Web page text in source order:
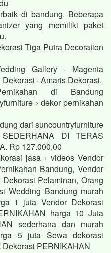
di bandung. Beberapa
yang memiliki paket
Tiga Putra Decoration
Gallery · Magenta
· Amaris Dekorasi.
di Bandung
› dekor pernikahan
dari suncountryfurniture
DI TERAS
Rp 127.000,00
jasa › videos Vendor
Bandung, Vendor
Pelaminan, Orang
Wedding Bandung murah
1 juta Vendor Dekorasi
harga 10 Juta
sederhana dan murah
5 juta Sewa dekorasi
PERNIKAHAN